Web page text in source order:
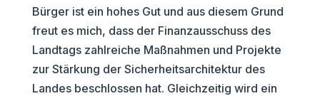
Bürger ist ein hohes Gut und aus diesem Grund
freut es mich, dass der Finanzausschuss des
Landtags zahlreiche Maßnahmen und Projekte
zur Stärkung der Sicherheitsarchitektur des
Landes beschlossen hat. Gleichzeitig wird ein